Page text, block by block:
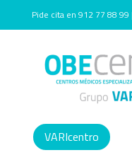
Pide cita en 912 77 88
VARIcentro